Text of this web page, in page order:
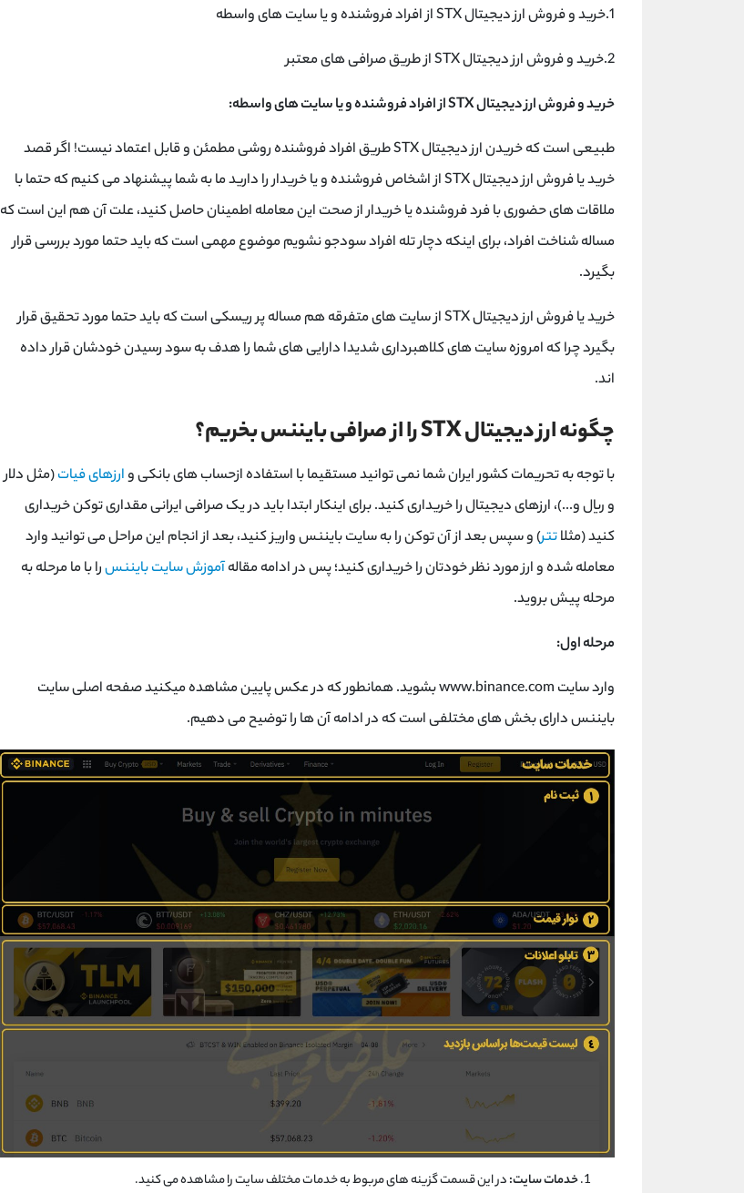
1.خرید و فروش ارز دیجیتال STX از افراد فروشنده و یا سایت های واسطه
2.خرید و فروش ارز دیجیتال STX از طریق صرافی های معتبر
خرید و فروش ارز دیجیتال STX از افراد فروشنده و یا سایت های واسطه:
طبیعی است که خریدن ارز دیجیتال STX طریق افراد فروشنده روشی مطمئن و قابل اعتماد نیست! اگر قصد
خرید یا فروش ارز دیجیتال STX از اشخاص فروشنده و یا خریدار را دارید ما به شما پیشنهاد می کنیم که حتما با
ملاقات های حضوری با فرد فروشنده یا خریدار از صحت این معامله اطمینان حاصل کنید، علت آن هم این است که
مساله شناخت افراد، برای اینکه دچار تله افراد سودجو نشویم موضوع مهمی است که باید حتما مورد بررسی قرار
بگیرد.
خرید یا فروش ارز دیجیتال STX از سایت های متفرقه هم مساله پر ریسکی است که باید حتما مورد تحقیق قرار
بگیرد چرا که امروزه سایت های کلاهبرداری شدیدا دارایی های شما را هدف به سود رسیدن خودشان قرار داده
اند.
چگونه ارز دیجیتال STX را از صرافی بایننس بخریم؟
با توجه به تحریمات کشور ایران شما نمی توانید مستقیما با استفاده ازحساب های بانکی وارزهای فیات(مثل دلار
و ریال و...)، ارزهای دیجیتال را خریداری کنید. برای اینکار ابتدا باید در یک صرافی ایرانی مقداری توکن خریداری
کنید (مثلاتتر) و سپس بعد از آن توکن را به سایت بایننس واریز کنید، بعد از انجام این مراحل می توانید وارد
معامله شده و ارز مورد نظر خودتان را خریداری کنید؛ پس در ادامه مقالهآموزش سایت بایننسرا با ما مرحله به
مرحله پیش بروید.
مرحله اول:
وارد سایت www.binance.com بشوید. همانطور که در عکس پایین مشاهده میکنید صفحه اصلی سایت
بایننس دارای بخش های مختلفی است که در ادامه آن ها را توضیح می دهیم.
خدمات سایت:در این قسمت گزینه های مربوط به خدمات مختلف سایت را مشاهده می کنید.